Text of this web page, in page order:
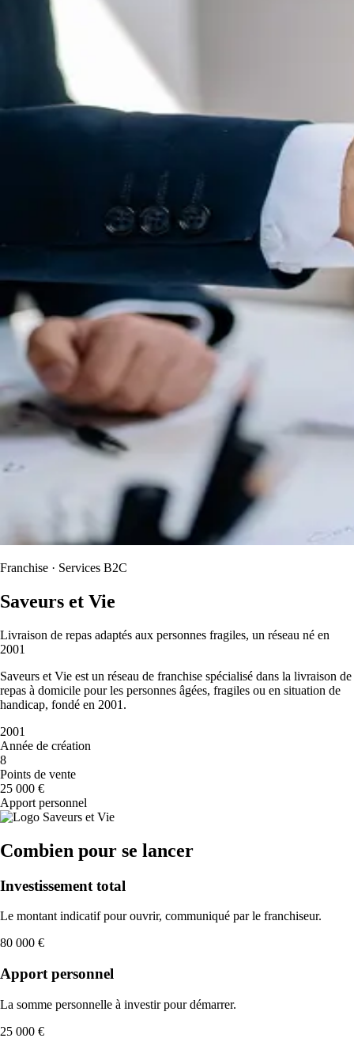
Franchise · Services B2C
Saveurs et Vie
Livraison de repas adaptés aux personnes fragiles, un réseau né en
2001
Saveurs et Vie est un réseau de franchise spécialisé dans la livraison de
repas à domicile pour les personnes âgées, fragiles ou en situation de
handicap, fondé en 2001.
2001
Année de création
8
Points de vente
25 000 €
Apport personnel
Combien pour se lancer
Investissement total
Le montant indicatif pour ouvrir, communiqué par le franchiseur.
80 000 €
Apport personnel
La somme personnelle à investir pour démarrer.
25 000 €